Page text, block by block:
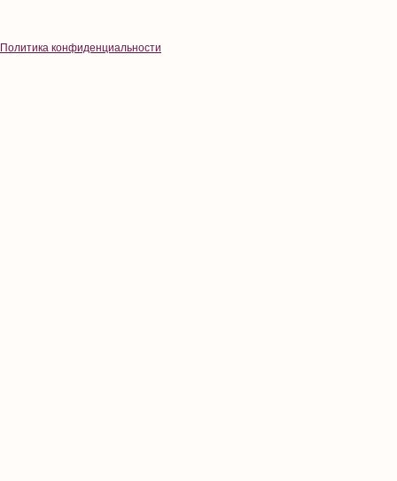
Политика конфиденциальности